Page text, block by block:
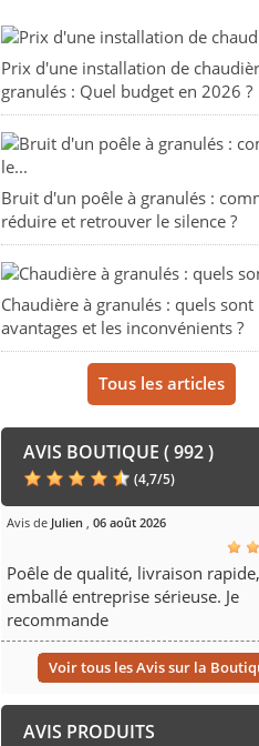
Prix d'une installation de
granulés : Quel budget en 2026 ?
Bruit d'un poêle à granulés :
réduire et retrouver le silence ?
Chaudière à granulés : quels sont
avantages et les inconvénients ?
Tous les articles
AVIS BOUTIQUE ( 992 )
(4,7/5)
Avis de Julien, 06 août 2026
Poêle de qualité, livraison
emballé entreprise sérieuse. Je
recommande
Voir tous les Avis sur la
AVIS PRODUITS